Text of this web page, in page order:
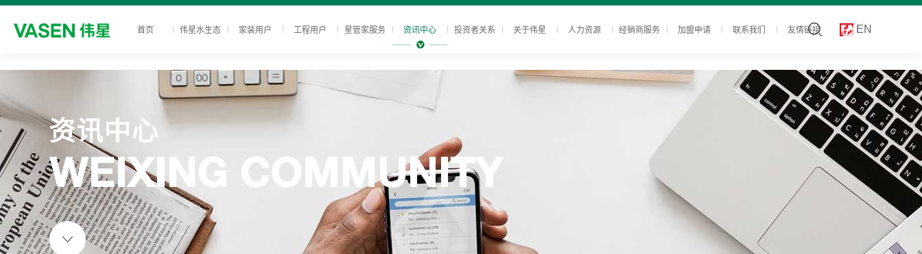
首页 伟星水生态 家装用户 工程用户 星管家服务 资讯中心 投资者关系 关于伟星 人力资源 经销商服务 加盟申请 联系我们 友情链接 EN